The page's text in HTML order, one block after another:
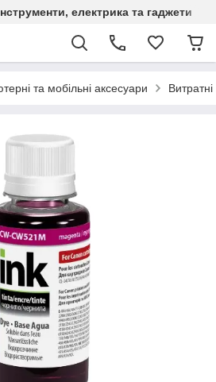
електрика та гаджети
та мобільні аксесуари